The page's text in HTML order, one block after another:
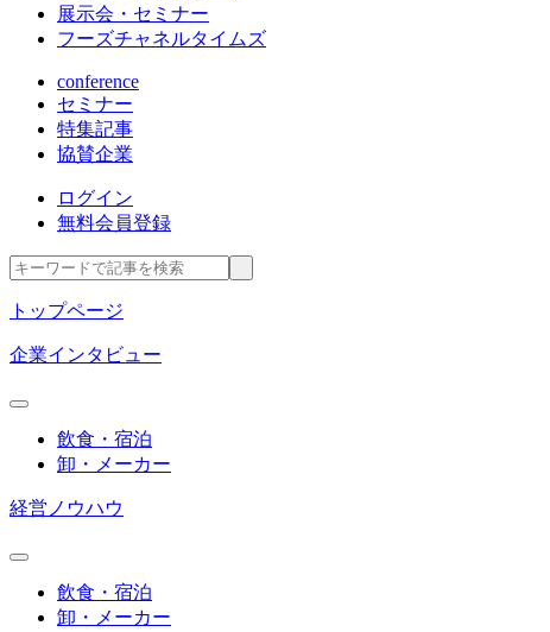
展示会・セミナー
フーズチャネルタイムズ
conference
セミナー
特集記事
協賛企業
ログイン
無料会員登録
トップページ
企業インタビュー
飲食・宿泊
卸・メーカー
経営ノウハウ
飲食・宿泊
卸・メーカー